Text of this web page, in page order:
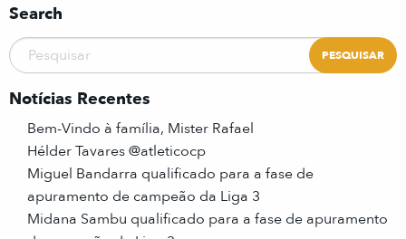
Search
Notícias Recentes
Bem-Vindo à família, Mister Rafael
Hélder Tavares @atleticocp
Miguel Bandarra qualificado para a fase de
apuramento de campeão da Liga 3
Midana Sambu qualificado para a fase de apuramento